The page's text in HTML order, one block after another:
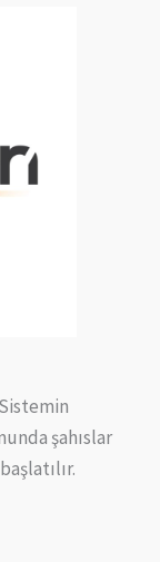
şahıslar